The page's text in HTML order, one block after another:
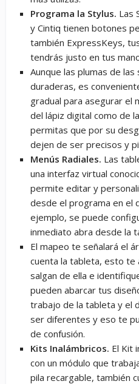
Programa la Stylus. Las
y Cintiq tienen botones
también ExpressKeys,
tendrás justo en tus
Aunque las plumas de
duraderas, es
gradual para asegurar el
del lápiz digital como de
permitas que por su
dejen de ser precisos y
Menús Radiales. Las
una interfaz virtual
permite editar y
desde el programa en el
ejemplo, se puede
inmediato abra desde la
El mapeo te señalará el
cuenta la tableta, esto te
salgan de ella e
pueden abarcar tus
trabajo de la tableta y el
ser diferentes y eso te
de confusión.
Kits Inalámbricos. El Kit
con un módulo que
pila recargable, también